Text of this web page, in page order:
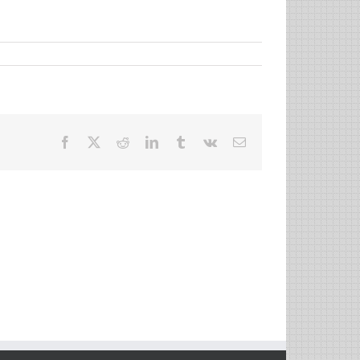
Facebook RedditLinkedInTumblrVk Email